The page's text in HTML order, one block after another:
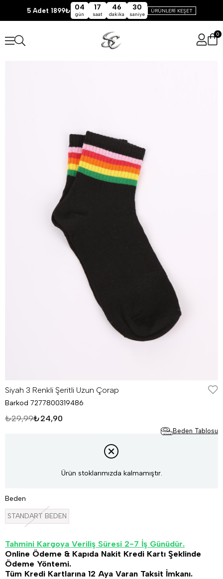
5 Adet 1899₺ 04
gün
17
saat
46
dakika
30
saniye
ÜRÜNLERİ KEŞET
0
Siyah 3 Renkli Şeritli Uzun Çorap
Barkod 7277800319486
₺29,99₺24,90
Beden Tablosu
Ürün stoklarımızda kalmamıştır.
Beden
STANDART BEDEN
Tahmini Kargoya Veriliş Süresi 2-7 İş Günüdür.
Online Ödeme & Kapıda Nakit Kredi Kartı Şeklinde
Ödeme Yöntemi.
Tüm Kredi Kartlarına 12 Aya Varan Taksit İmkanı.